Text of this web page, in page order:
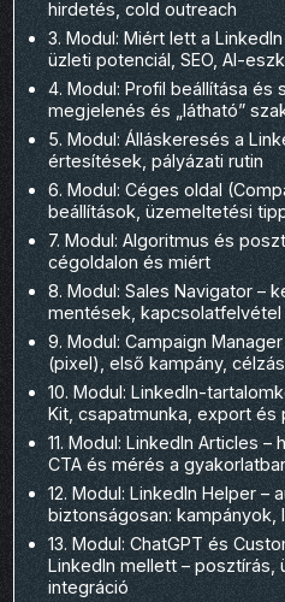
hirdetés, cold outreach
3. Modul: Miért lett a
üzleti potenciál, SEO, AI-
4. Modul: Profil beállítása és
megjelenés és „látható”
5. Modul: Álláskeresés a
értesítések, pályázati rutin
6. Modul: Céges oldal
beállítások, üzemeltetési
7. Modul: Algoritmus és
cégoldalon és miért
8. Modul: Sales Navigator –
mentések, kapcsolatfelvétel
9. Modul: Campaign
(pixel), első kampány,
10. Modul: LinkedIn-
Kit, csapatmunka, export és
11. Modul: LinkedIn Articles –
CTA és mérés a
12. Modul: LinkedIn Helper –
biztonságosan:
13. Modul: ChatGPT és
LinkedIn mellett –
integráció